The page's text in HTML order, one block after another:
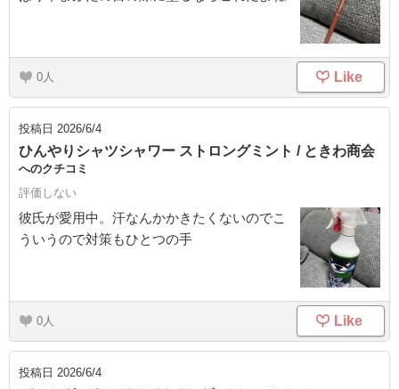
0 Like
投稿日 2026/6/4
ひんやりシャツシャワー ストロングミント / ときわ商会
へのクチコミ
評価しない
彼氏が愛用中。汗なんかかきたくないのでこ
ういうので対策もひとつの手
0 Like
投稿日 2026/6/4